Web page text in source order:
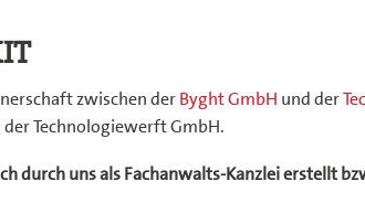
zwischen derByght GmbH und der
Technologiewerft GmbH.
durch uns als Fachanwalts-Kanzlei erstellt